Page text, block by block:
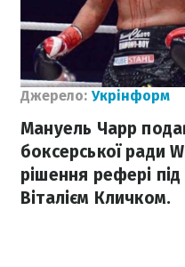
Джерело: Укрінформ
Мануель Чарр
боксерської ради
рішення рефері
Віталієм Кличком.